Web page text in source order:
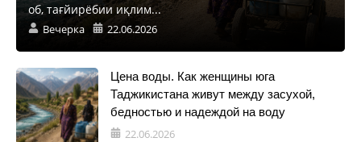
об, тағйирёбии иқлим...
Вечерка 22.06.2026
Цена воды. Как женщины юга
Таджикистана живут между засухой,
бедностью и надеждой на воду
22.06.2026